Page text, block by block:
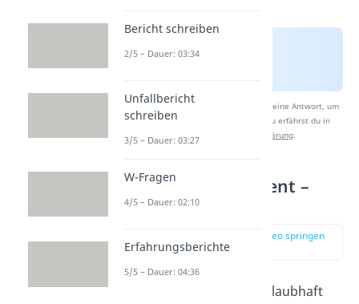
Nach Beantwortung speichern wir deine Antwort, um
Studyflix zu verbessern. Mehr dazu erfährst du in
Datenschutzerklärung.
Autoritätsargument –
Bedingungen
zur Stelle im Video springen
(02:08)
Damit dein Argument glaubhaft
Bericht schreiben
2/5 – Dauer: 03:34
Unfallbericht
schreiben
3/5 – Dauer: 03:27
W-Fragen
4/5 – Dauer: 02:10
Erfahrungsberichte
5/5 – Dauer: 04:36